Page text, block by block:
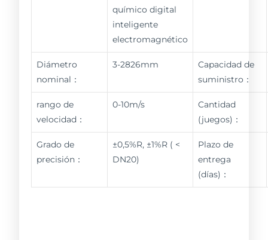
químico digital
inteligente
electromagnético
Diámetro
nominal：
3-2826mm
Capacidad de
suministro：
rango de
velocidad：
0-10m/s
Cantidad
(juegos)：
Grado de
precisión：
±0,5%R, ±1%R ( <
DN20)
Plazo de
entrega
(días)：